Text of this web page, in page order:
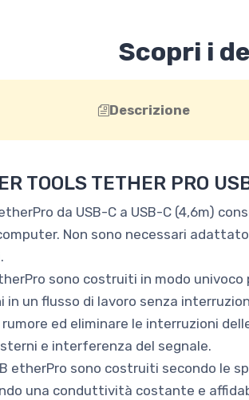
Scopri i
Descrizione
TOOLS TETHER PRO
da USB-C a USB-C (4,6m)
Non sono necessari
sono costruiti in modo
in un flusso di lavoro senza
ed eliminare le interruzioni
e interferenza del segnale.
etherPro sono costruiti secondo le
una conduttività costante e